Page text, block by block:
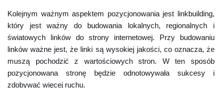
Kolejnym ważnym aspektem pozycjonowania jest linkbuilding,
który jest ważny do budowania lokalnych, regionalnych i
światowych linków do strony internetowej. Przy budowaniu
linków ważne jest, że linki są wysokiej jakości, co oznacza, że
muszą pochodzić z wartościowych stron. W ten sposób
pozycjonowana stronę będzie odnotowywała sukcesy i
zdobywać więcej ruchu.